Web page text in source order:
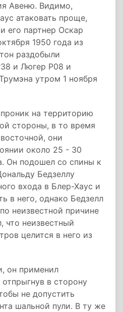
Авеню. Видимо,
атаковать проще,
его партнер Оскар
1950 года из
раздобыли
и Люгер P08 и
утром 1 ноября
на территорию
стороны, в то время
они
около 25 - 30
Он подошел со спины к
Бедзеллу
входа в Блер-Хаус и
в него, однако Бедзелл
неизвестной причине
что неизвестный
целится в него из
он применил
в сторону
не допустить
шальной пули. В ту же